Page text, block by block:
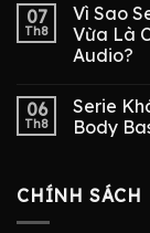
07
Th8
Vì Sao
Vừa Là
Audio?
06
Th8
Serie
Body
CHÍNH SÁCH